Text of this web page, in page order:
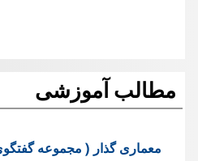
مطالب آموزشی
معماری گذار ( مجموعه